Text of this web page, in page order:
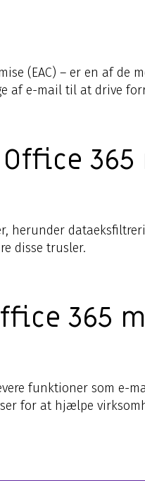
(EAC) – er en af de
e-mail til at drive
365
herunder
disse trusler.
365
funktioner som e-
for at hjælpe